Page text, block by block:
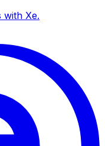
with Xe.